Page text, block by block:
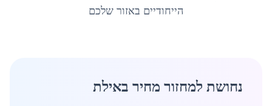
הייחודיים באזור שלכם
נחושת למחזור מחיר באילת